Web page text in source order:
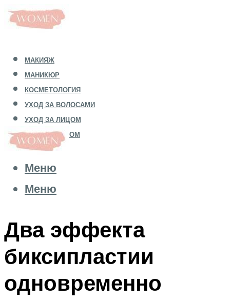
МАКИЯЖ
МАНИКЮР
КОСМЕТОЛОГИЯ
УХОД ЗА ВОЛОСАМИ
УХОД ЗА ЛИЦОМ
УХОД ЗА ТЕЛОМ
Меню
Меню
Два эффекта
биксипластии
одновременно